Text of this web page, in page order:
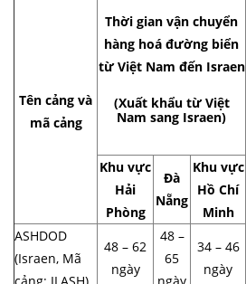
Tên cảng và
mã cảng
Thời gian vận chuyển
hàng hoá đường biển
từ Việt Nam đến Israen
(Xuất khẩu từ Việt
Nam sang Israen)
Khu vực
Hải
Phòng
Đà
Nẵng
Khu vực
Hồ Chí
Minh
ASHDOD
(Israen, Mã
cảng: ILASH)
48 – 62
ngày
48 –
65
ngày
34 – 46
ngày